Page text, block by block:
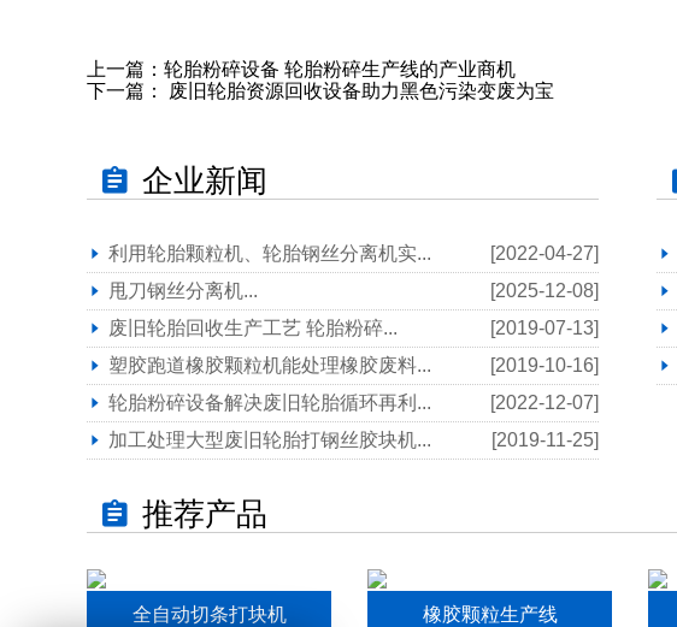
上一篇： 轮胎粉碎设备 轮胎粉碎生产线的产业商机
下一篇：
废旧轮胎资源回收设备助力黑色污染变废为宝
企业新闻
利用轮胎颗粒机、轮胎钢丝分离机实...
[2022-04-27]
甩刀钢丝分离机...
[2025-12-08]
废旧轮胎回收生产工艺 轮胎粉碎...
[2019-07-13]
塑胶跑道橡胶颗粒机能处理橡胶废料...
[2019-10-16]
轮胎粉碎设备解决废旧轮胎循环再利...
[2022-12-07]
加工处理大型废旧轮胎打钢丝胶块机...
[2019-11-25]
推荐产品
全自动切条打块机 橡胶颗粒生产线